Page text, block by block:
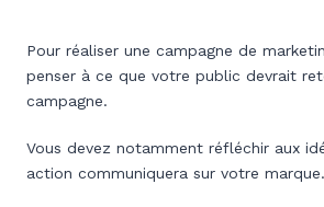
Pour réaliser une campagne de
penser à ce que votre public devrait
campagne.
Vous devez notamment réfléchir aux
action communiquera sur votre marque.